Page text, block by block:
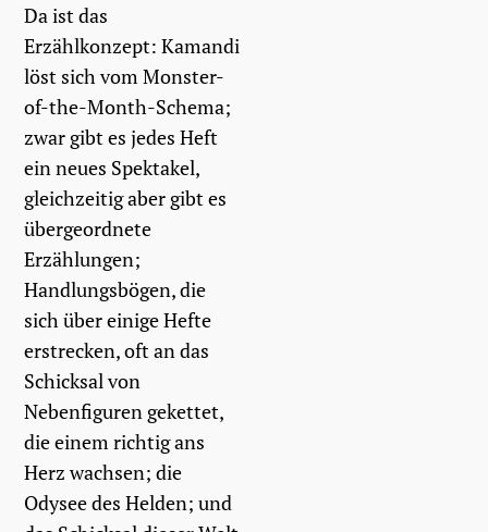
Da ist das
Erzählkonzept: Kamandi
löst sich vom Monster-
of-the-Month-Schema;
zwar gibt es jedes Heft
ein neues Spektakel,
gleichzeitig aber gibt es
übergeordnete
Erzählungen;
Handlungsbögen, die
sich über einige Hefte
erstrecken, oft an das
Schicksal von
Nebenfiguren gekettet,
die einem richtig ans
Herz wachsen; die
Odysee des Helden; und